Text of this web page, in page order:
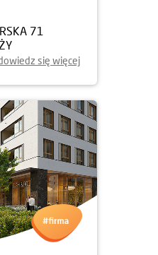
71
się więcej